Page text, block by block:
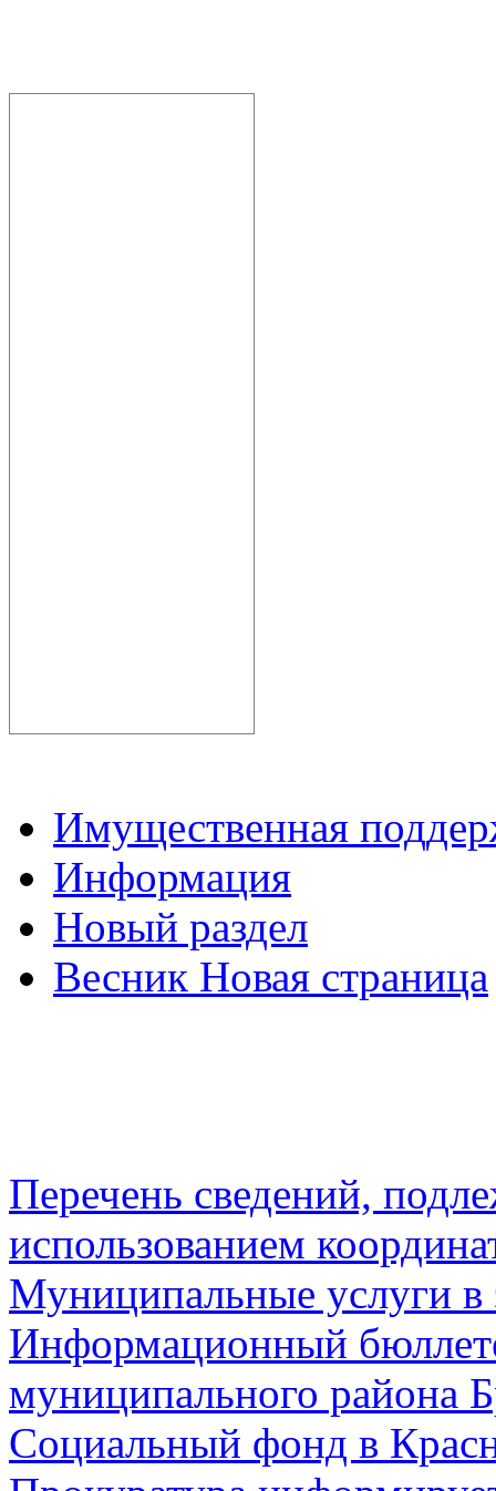
Имущественная
Информация
Новый раздел
Весник Новая страница
Перечень сведений,
использованием
Муниципальные услуги в
Информационный
муниципального района
Социальный фонд в